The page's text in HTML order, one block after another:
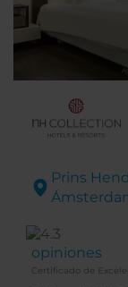
Prins
opiniones
Certificado de